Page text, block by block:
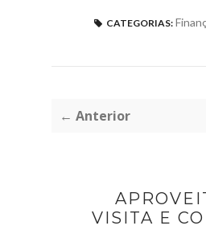
CATEGORIAS:
← Anterior
VISITA E